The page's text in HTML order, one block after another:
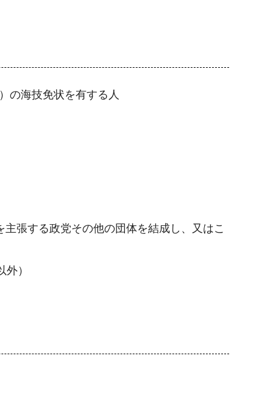
の海技免状を有する人
張する政党その他の団体を結成し、又はこ
）